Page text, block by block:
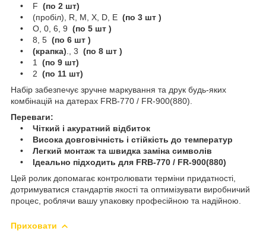
• F (по 2 шт)
• (пробіл), R, M, X, D, E (по 3 шт )
• O, 0, 6, 9 (по 5 шт )
• 8, 5 (по 6 шт )
• (крапка) ., 3 (по 8 шт )
• 1
(по 9 шт)
• 2 (по 11 шт)
Набір забезпечує зручне маркування та друк будь-яких
комбінацій на датерах FRB-770 / FR-900(880).
Переваги:
• Чіткий і акуратний відбиток
• Висока довговічність і стійкість до температур
• Легкий монтаж та швидка заміна символів
• Ідеально підходить для FRB-770 / FR-900(880)
Цей ролик допомагає контролювати терміни придатності,
дотримуватися стандартів якості та оптимізувати виробничий
процес, роблячи вашу упаковку професійною та надійною.
Приховати